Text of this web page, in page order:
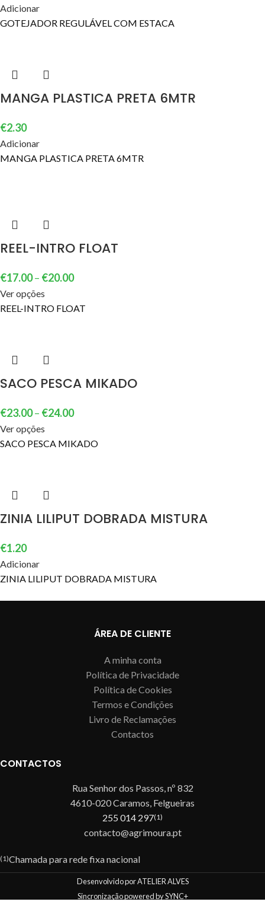
Adicionar
GOTEJADOR REGULÁVEL COM ESTACA
MANGA PLASTICA PRETA 6MTR
€2.30
Adicionar
MANGA PLASTICA PRETA 6MTR
REEL-INTRO FLOAT
€17.00– €20.00
Ver opções
REEL-INTRO FLOAT
SACO PESCA MIKADO
€23.00– €24.00
Ver opções
SACO PESCA MIKADO
ZINIA LILIPUT DOBRADA MISTURA
€1.20
Adicionar
ZINIA LILIPUT DOBRADA MISTURA
ÁREA DE CLIENTE
A minha conta
Política de Privacidade
Política de Cookies
Termos e Condições
Livro de Reclamações
Contactos
CONTACTOS
Rua Senhor dos Passos, nº 832
4610-020 Caramos, Felgueiras
255 014 297(1)
contacto@agrimoura.pt
(1)Chamada para rede fixa nacional
Desenvolvido por ATELIER ALVES
Sincronização powered by SYNC+